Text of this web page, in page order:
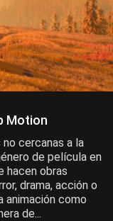
Motion
cercanas a la
de película en
hacen obras
drama, acción o
animación como
de...